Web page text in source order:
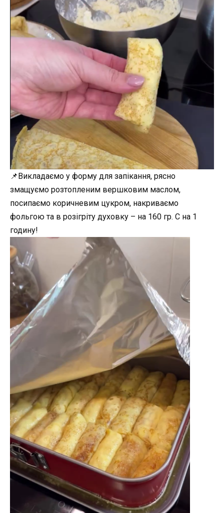
📌Викладаємо у форму для запікання, рясно
змащуємо розтопленим вершковим маслом,
посипаємо коричневим цукром, накриваємо
фольгою та в розігріту духовку – на 160 гр. С на 1
годину!